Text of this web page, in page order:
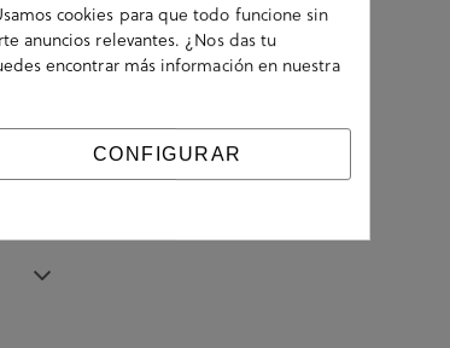
en
cookies para que todo funcione sin
anuncios relevantes. ¿Nos das tu
encontrar más información en nuestra
CONFIGURAR